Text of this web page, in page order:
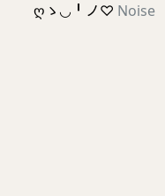
ღゝ◡╹ノ♡ Noise